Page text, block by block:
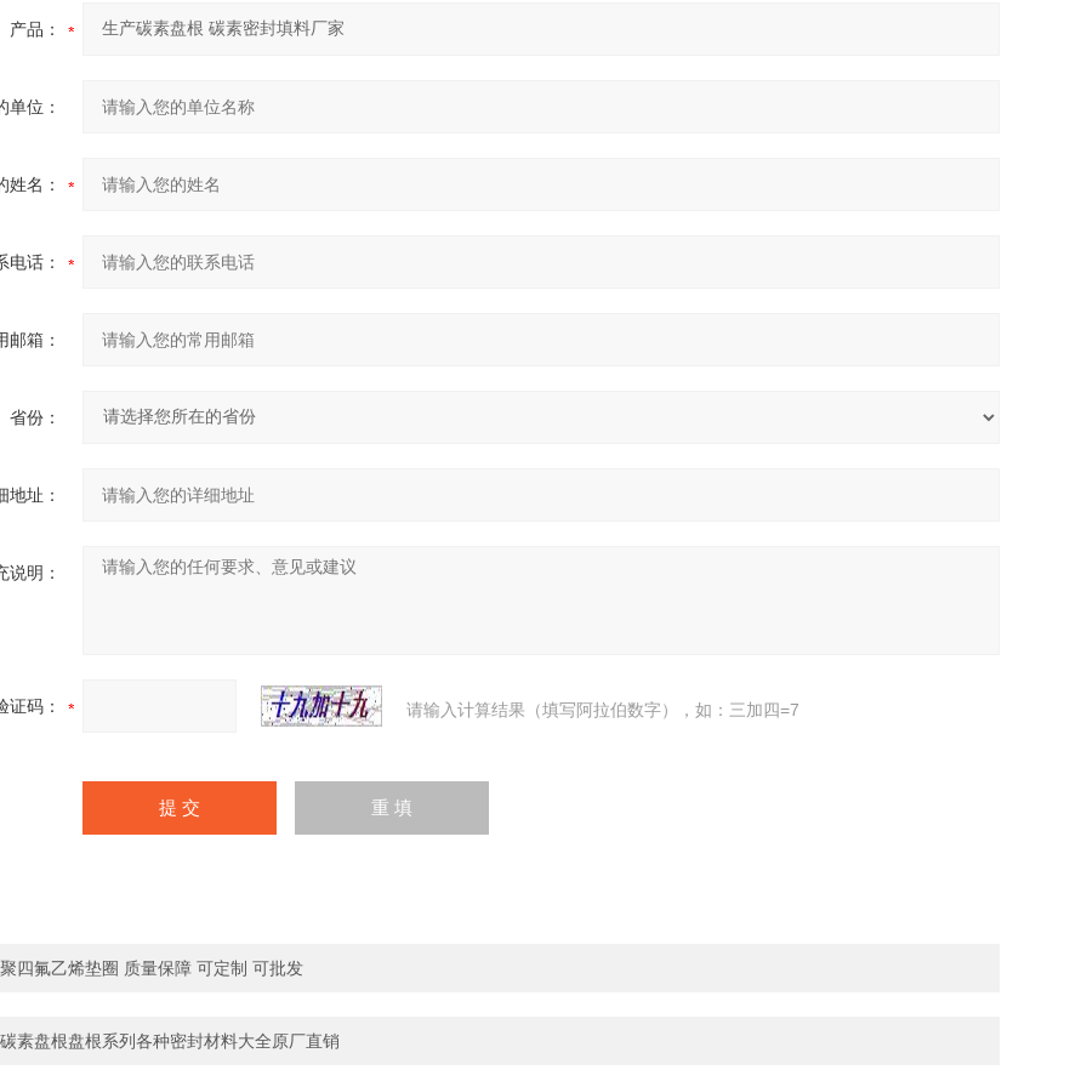
产品：
单位：
姓名：
电话：
邮箱：
省份：
地址：
说明：
证码： 请输入计算结果（填写阿拉伯数字），如：三加四=7
聚四氟乙烯垫圈 质量保障 可定制 可批发
碳素盘根盘根系列各种密封材料大全原厂直销